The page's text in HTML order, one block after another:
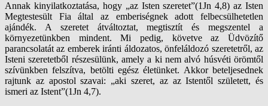
Annak kinyilatkoztatása, hogy „az Isten szeretet”(1Jn 4,8) az Isten
Megtestesült Fia által az emberiségnek adott felbecsülhetetlen
ajándék. A szeretet átváltoztat, megtisztít és megszentel a
környezetünkben mindent. Mi pedig, követve az Üdvözítő
parancsolatát az emberek iránti áldozatos, önfeláldozó szeretetről, az
Isteni szeretetből részesülünk, amely a ki nem alvó húsvéti örömtől
szívünkben felszítva, betölti egész életünket. Akkor beteljesednek
rajtunk az apostol szavai: „aki szeret, az az Istentől született, és
ismeri az Istent”(1Jn 4,7).